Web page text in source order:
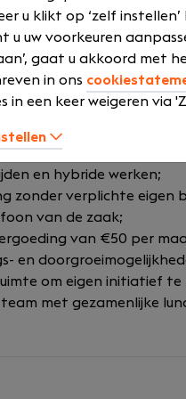
groeiend accountants-
samenkomen. Je
feedback en
€4.250 en €5.250,
bonus- en
van €975 bruto
van €0,23 per
en hybride werken;
zonder verplichte eigen
van de zaak;
van €50 per
en
om eigen initiatief te
met gezamenlijke
u klikt op ‘zelf
u uw voorkeuren
gaat u akkoord met
in ons
in een keer weigeren via